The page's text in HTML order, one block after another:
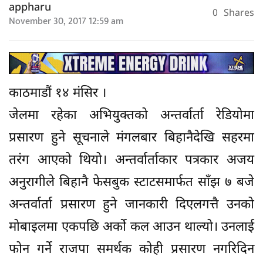
appharu
November 30, 2017 12:59 am 0 Shares
काठमाडौं १४ मंसिर ।
जेलमा रहेका अभियुक्तको अन्तर्वार्ता रेडियोमा
प्रसारण हुने सूचनाले मंगलबार बिहानैदेखि सहरमा
तरंग आएको थियो। अन्तर्वार्ताकार पत्रकार अजय
अनुरागीले बिहानै फेसबुक स्टाटसमार्फत साँझ ७ बजे
अन्तर्वार्ता प्रसारण हुने जानकारी दिएलगत्तै उनको
मोबाइलमा एकपछि अर्को कल आउन थाल्यो। उनलाई
फोन गर्ने राजपा समर्थक कोही प्रसारण नगरिदिन